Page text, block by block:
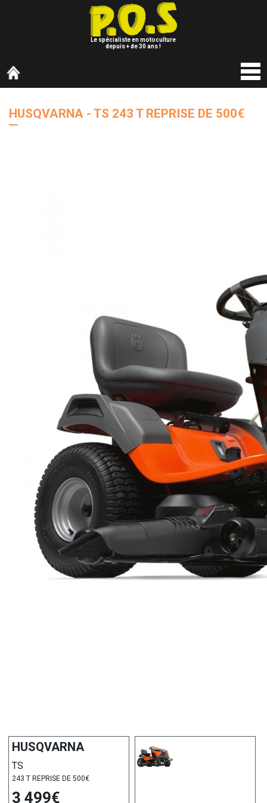
Le spécialiste en motoculture
depuis + de 30 ans !
HUSQVARNA - TS 243 T REPRISE DE 500€
HUSQVARNA
TS
243 T REPRISE DE 500€
3 499€